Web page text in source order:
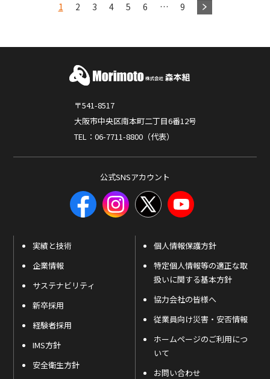
1 2 3 4 5 6 … 9
〒541-8517
大阪市中央区南本町二丁目6番12号
TEL：06-7711-8800（代表）
公式SNSアカウント
実績と技術
企業情報
サステナビリティ
新卒採用
経験者採用
IMS方針
安全衛生方針
個人情報保護方針
特定個人情報等の適正な取
扱いに関する基本方針
協力会社の皆様へ
従業員向け災害・安否情報
ホームページのご利用につ
いて
お問い合わせ